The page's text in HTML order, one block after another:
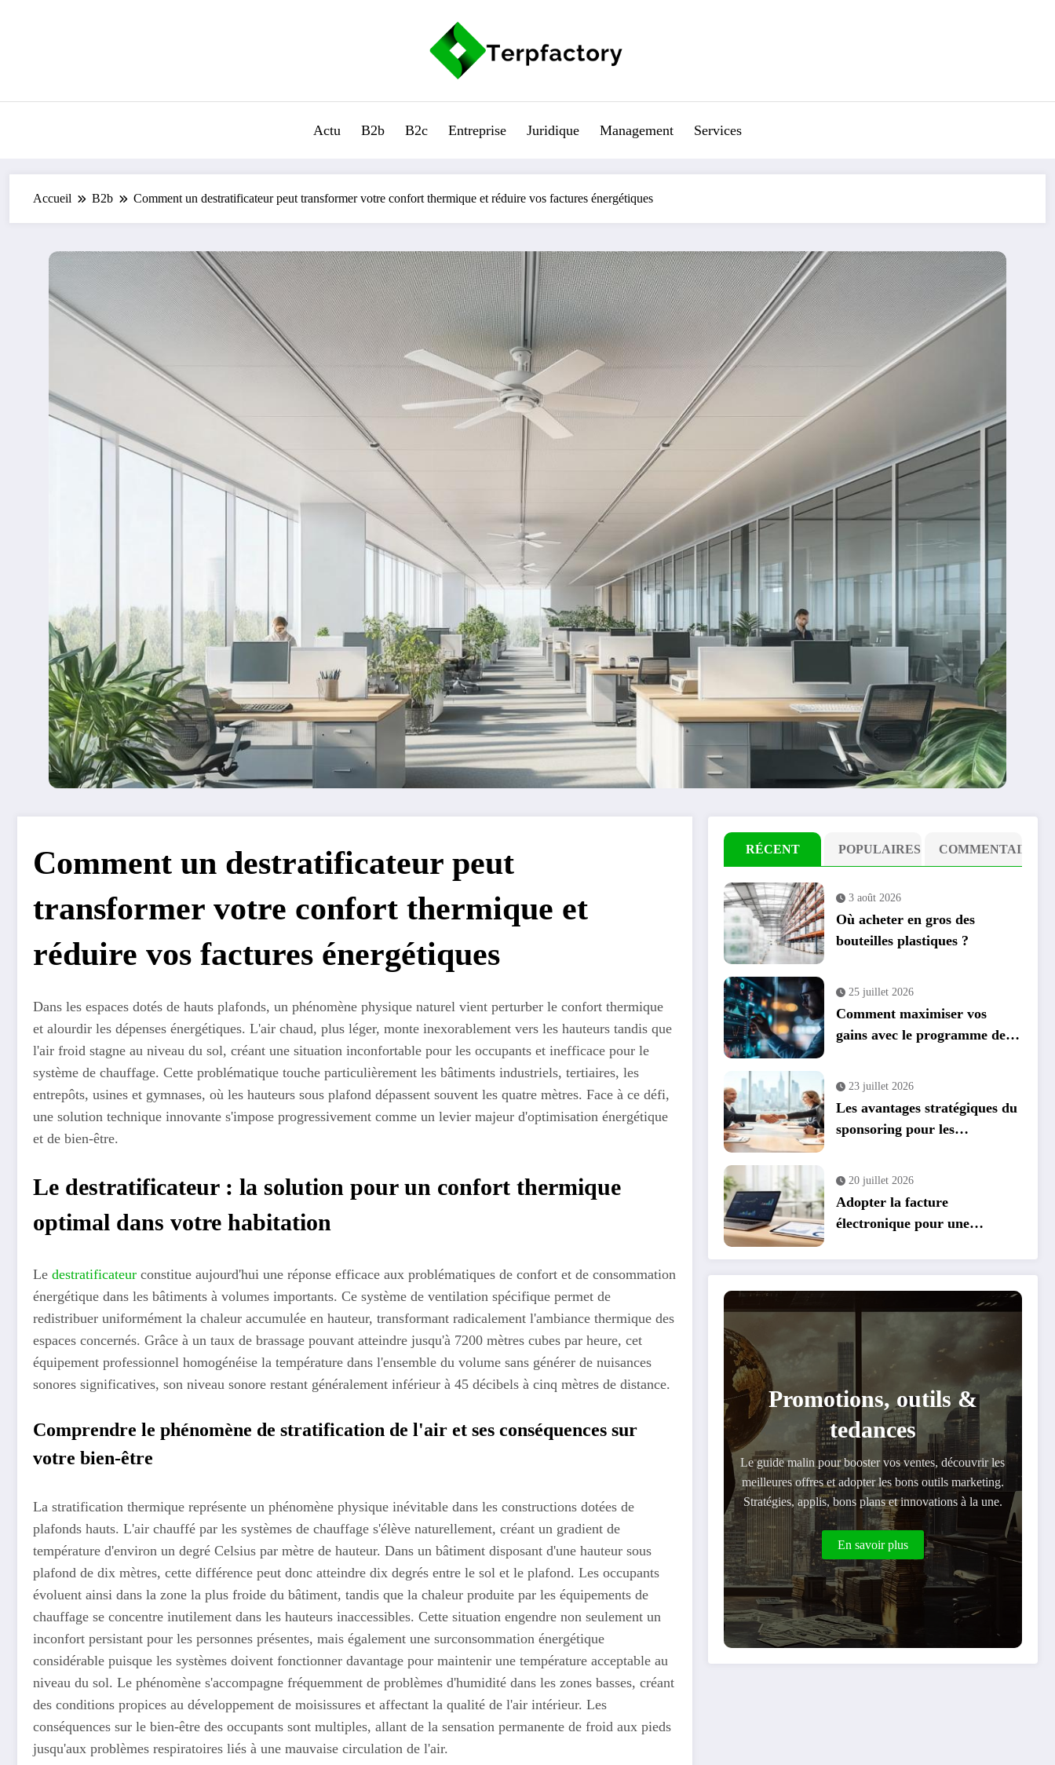
Actu B2b B2c Entreprise Juridique Management Services
Accueil B2b Comment un destratificateur peut transformer votre confort thermique et réduire vos factures énergétiques
Comment un destratificateur peut
transformer votre confort thermique et
réduire vos factures énergétiques
Dans les espaces dotés de hauts plafonds, un phénomène physique naturel vient perturber le confort thermique
et alourdir les dépenses énergétiques. L'air chaud, plus léger, monte inexorablement vers les hauteurs tandis que
l'air froid stagne au niveau du sol, créant une situation inconfortable pour les occupants et inefficace pour le
système de chauffage. Cette problématique touche particulièrement les bâtiments industriels, tertiaires, les
entrepôts, usines et gymnases, où les hauteurs sous plafond dépassent souvent les quatre mètres. Face à ce défi,
une solution technique innovante s'impose progressivement comme un levier majeur d'optimisation énergétique
et de bien-être.
Le destratificateur : la solution pour un confort thermique
optimal dans votre habitation
Le destratificateur constitue aujourd'hui une réponse efficace aux problématiques de confort et de consommation
énergétique dans les bâtiments à volumes importants. Ce système de ventilation spécifique permet de
redistribuer uniformément la chaleur accumulée en hauteur, transformant radicalement l'ambiance thermique des
espaces concernés. Grâce à un taux de brassage pouvant atteindre jusqu'à 7200 mètres cubes par heure, cet
équipement professionnel homogénéise la température dans l'ensemble du volume sans générer de nuisances
sonores significatives, son niveau sonore restant généralement inférieur à 45 décibels à cinq mètres de distance.
Comprendre le phénomène de stratification de l'air et ses conséquences sur
votre bien-être
La stratification thermique représente un phénomène physique inévitable dans les constructions dotées de
plafonds hauts. L'air chauffé par les systèmes de chauffage s'élève naturellement, créant un gradient de
température d'environ un degré Celsius par mètre de hauteur. Dans un bâtiment disposant d'une hauteur sous
plafond de dix mètres, cette différence peut donc atteindre dix degrés entre le sol et le plafond. Les occupants
évoluent ainsi dans la zone la plus froide du bâtiment, tandis que la chaleur produite par les équipements de
chauffage se concentre inutilement dans les hauteurs inaccessibles. Cette situation engendre non seulement un
inconfort persistant pour les personnes présentes, mais également une surconsommation énergétique
considérable puisque les systèmes doivent fonctionner davantage pour maintenir une température acceptable au
niveau du sol. Le phénomène s'accompagne fréquemment de problèmes d'humidité dans les zones basses, créant
des conditions propices au développement de moisissures et affectant la qualité de l'air intérieur. Les
conséquences sur le bien-être des occupants sont multiples, allant de la sensation permanente de froid aux pieds
jusqu'aux problèmes respiratoires liés à une mauvaise circulation de l'air.
RÉCENT POPULAIRES COMMENTAIRE
3 août 2026
Où acheter en gros des
bouteilles plastiques ?
25 juillet 2026
Comment maximiser vos
gains avec le programme de
23 juillet 2026
Les avantages stratégiques du
sponsoring pour les
20 juillet 2026
Adopter la facture
électronique pour une
Promotions, outils &
tedances
Le guide malin pour booster vos ventes, découvrir les
meilleures offres et adopter les bons outils marketing.
Stratégies, applis, bons plans et innovations à la une.
En savoir plus